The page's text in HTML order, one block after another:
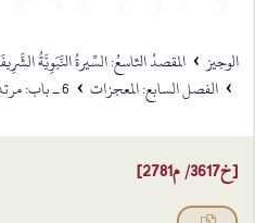
الوجيز › المقصدُ التّاسعُ: السِّيرةُ النَّبَوِيَّةُ
› الفصل السابع: المعجزات › 6 ـ باب: مرتد لفظته الأرض
[خ3617/ م2781]